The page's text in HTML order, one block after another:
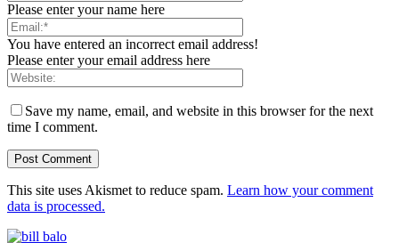
Please enter your name here
You have entered an incorrect email address!
Please enter your email address here
Save my name, email, and website in this browser for the next
time I comment.
This site uses Akismet to reduce spam. Learn how your comment
data is processed.